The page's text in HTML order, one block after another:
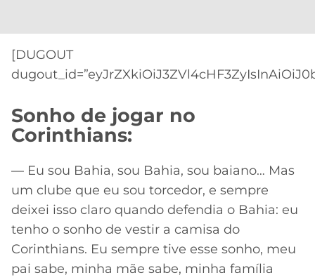
[DUGOUT
Sonho de jogar no
Corinthians:
— Eu sou Bahia, sou Bahia, sou baiano… Mas
um clube que eu sou torcedor, e sempre
deixei isso claro quando defendia o Bahia: eu
tenho o sonho de vestir a camisa do
Corinthians. Eu sempre tive esse sonho, meu
pai sabe, minha mãe sabe, minha família